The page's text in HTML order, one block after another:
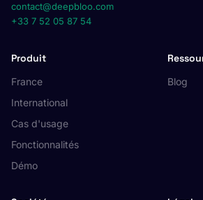
contact@deepbloo.com
+33 7 52 05 87 54
Produit
France
International
Cas d'usage
Fonctionnalités
Démo
Blog